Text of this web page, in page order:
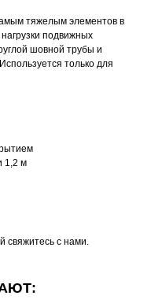
тяжелым элементов в
подвижных
шовной трубы и
только для
1,2 м
свяжитесь с нами.